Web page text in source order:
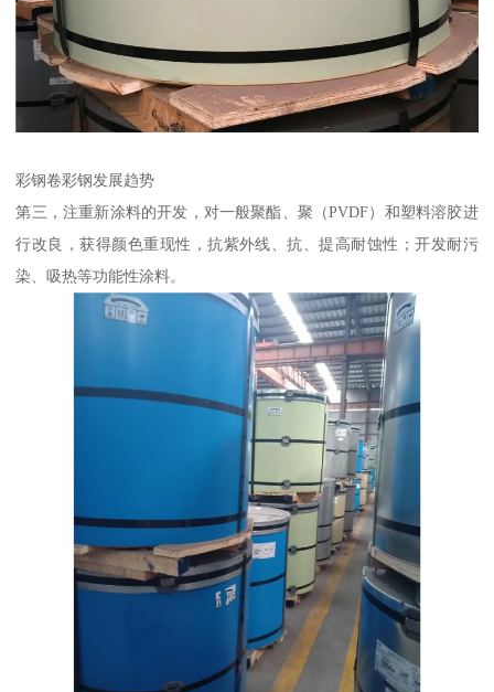
彩钢卷彩钢发展趋势
第三，注重新涂料的开发，对一般聚酯、聚（PVDF）和塑料溶胶进
行改良，获得颜色重现性，抗紫外线、抗、提高耐蚀性；开发耐污
染、吸热等功能性涂料。